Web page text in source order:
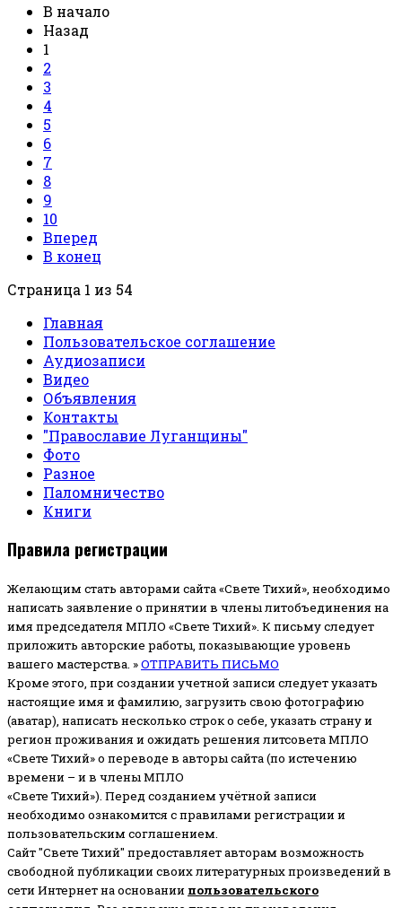
В начало
Назад
1
2
3
4
5
6
7
8
9
10
Вперед
В конец
Страница 1 из 54
Главная
Пользовательское соглашение
Аудиозаписи
Видео
Объявления
Контакты
"Православие Луганщины"
Фото
Разное
Паломничество
Книги
Правила регистрации
Желающим стать авторами сайта «Свете Тихий», необходимо
написать заявление о принятии в члены литобъединения на
имя председателя МПЛО «Свете Тихий». К письму следует
приложить авторские работы, показывающие уровень
вашего мастерства. »ОТПРАВИТЬ ПИСЬМО
Кроме этого, при создании учетной записи следует указать
настоящие имя и фамилию, загрузить свою фотографию
(аватар), написать несколько строк о себе, указать страну и
регион проживания и ожидать решения литсовета МПЛО
«Свете Тихий» о переводе в авторы сайта (по истечению
времени – и в члены МПЛО
«Свете Тихий»). Перед созданием учётной записи
необходимо ознакомится с правилами регистрации и
пользовательским соглашением.
Сайт "Свете Тихий" предоставляет авторам возможность
свободной публикации своих литературных произведений в
сети Интернет на основании пользовательского